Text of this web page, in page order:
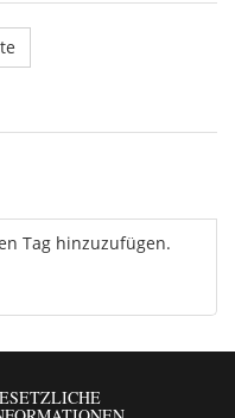
Tag hinzuzufügen.